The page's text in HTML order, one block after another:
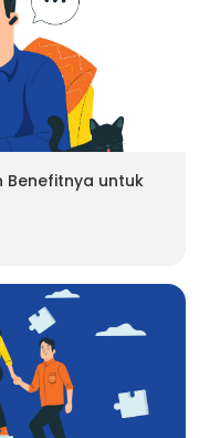
Benefitnya untuk